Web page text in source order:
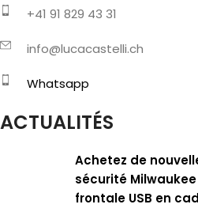
+41 91 829 43 31
info@lucacastelli.ch
Whatsapp
ACTUALITÉS
Achetez de
sécurité
frontale USB en